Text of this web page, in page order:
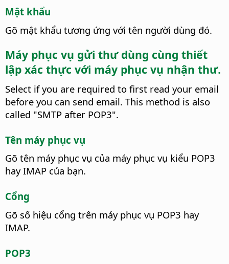
Mật khẩu
Gõ mật khẩu tương ứng với tên người dùng đó.
Máy phục vụ gửi thư dùng cùng thiết
lập xác thực với máy phục vụ nhận thư.
Select if you are required to first read your email
before you can send email. This method is also
called "SMTP after POP3".
Tên máy phục vụ
Gõ tên máy phục vụ của máy phục vụ kiểu POP3
hay IMAP của bạn.
Cổng
Gõ số hiệu cổng trên máy phục vụ POP3 hay
IMAP.
POP3